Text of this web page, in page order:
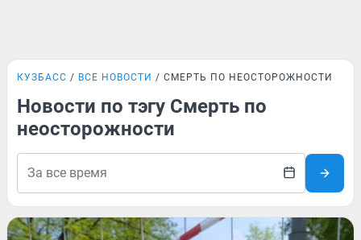
КУЗБАСС ВСЕ НОВОСТИ СМЕРТЬ ПО НЕОСТОРОЖНОСТИ
Новости по тэгу Смерть по
неосторожности